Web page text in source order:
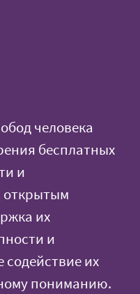
человека
бесплатных
и
открытым
их
и
содействие их
пониманию.